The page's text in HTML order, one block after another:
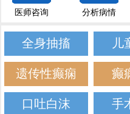
医师咨询 分析病情
全身抽搐 儿
遗传性癫痫 癫
口吐白沫 手